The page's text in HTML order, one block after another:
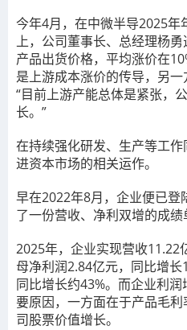
今年4月，在中微半导2025年
上，公司董事长、总经理杨
产品出货价格，平均涨价在
是上游成本涨价的传导，另一
“目前上游产能总体是紧张，
长。”
在持续强化研发、生产等工
进资本市场的相关运作。
早在2022年8月，企业便已登
了一份营收、净利双增的成绩
2025年，企业实现营收11.22
母净利润2.84亿元，同比增
同比增长约43%。而企业利
要原因，一方面在于产品毛
司股票价值增长。